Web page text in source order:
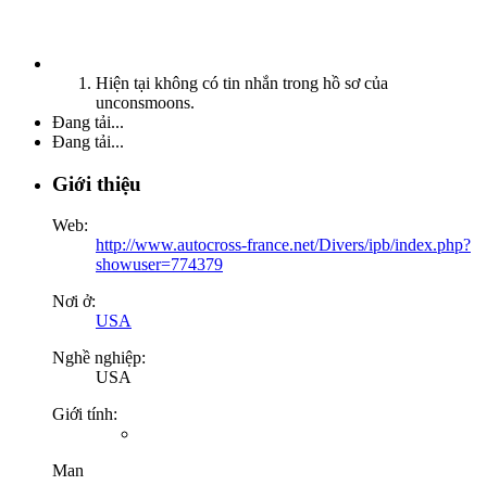
Hiện tại không có tin nhắn trong hồ sơ của
unconsmoons.
Đang tải...
Đang tải...
Giới thiệu
Web:
http://www.autocross-france.net/Divers/ipb/index.php?
showuser=774379
Nơi ở:
USA
Nghề nghiệp:
USA
Giới tính:
Man